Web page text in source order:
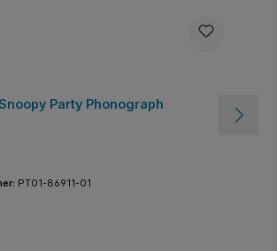
Party Phonograph
PT01-86911-01